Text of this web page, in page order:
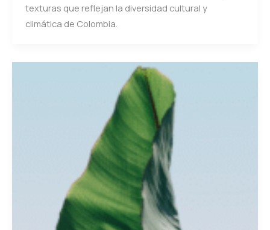
texturas que reflejan la diversidad cultural y
climática de Colombia.